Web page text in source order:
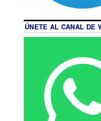
ÚNETE AL CANAL DE